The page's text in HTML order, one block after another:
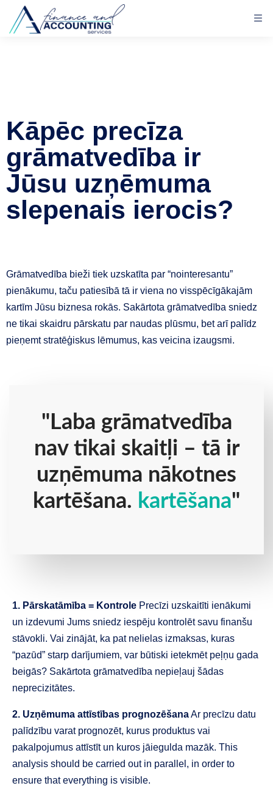
Kāpēc precīza
grāmatvedība ir
Jūsu uzņēmuma
slepenais ierocis?
Grāmatvedība bieži tiek uzskatīta par “nointeresantu”
pienākumu, taču patiesībā tā ir viena no visspēcīgākajām
kartīm Jūsu biznesa rokās. Sakārtota grāmatvedība sniedz
ne tikai skaidru pārskatu par naudas plūsmu, bet arī palīdz
pieņemt stratēģiskus lēmumus, kas veicina izaugsmi.
"Laba grāmatvedība
nav tikai skaitļi – tā ir
uzņēmuma nākotnes
kartēšana. kartēšana"
1. Pārskatāmība = Kontrole Precīzi uzskaitīti ienākumi
un izdevumi Jums sniedz iespēju kontrolēt savu finanšu
stāvokli. Vai zinājāt, ka pat nelielas izmaksas, kuras
“pazūd” starp darījumiem, var būtiski ietekmēt peļņu gada
beigās? Sakārtota grāmatvedība nepieļauj šādas
neprecizitātes.
2. Uzņēmuma attīstības prognozēšanaAr precīzu datu
palīdzību varat prognozēt, kurus produktus vai
pakalpojumus attīstīt un kuros jāiegulda mazāk. This
analysis should be carried out in parallel, in order to
ensure that everything is visible.